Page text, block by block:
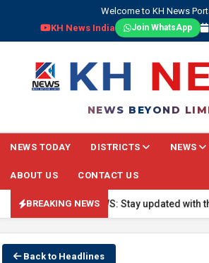
Welcome to KH News
KH News India
Join WhatsApp
NEWS BEYOND
NEWS TODAY DISTRICTS NEWS
ABOUT US CONTACT US
BREAKING NEWS
BREAKING NEWS: Stay updated with the
Back to Headlines